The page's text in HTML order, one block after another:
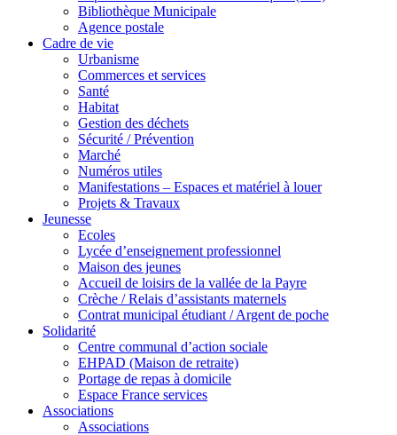
Bibliothèque Municipale
Agence postale
Cadre de vie
Urbanisme
Commerces et services
Santé
Habitat
Gestion des déchets
Sécurité / Prévention
Marché
Numéros utiles
Manifestations – Espaces et matériel à louer
Projets & Travaux
Jeunesse
Ecoles
Lycée d’enseignement professionnel
Maison des jeunes
Accueil de loisirs de la vallée de la Payre
Crèche / Relais d’assistants maternels
Contrat municipal étudiant / Argent de poche
Solidarité
Centre communal d’action sociale
EHPAD (Maison de retraite)
Portage de repas à domicile
Espace France services
Associations
Associations